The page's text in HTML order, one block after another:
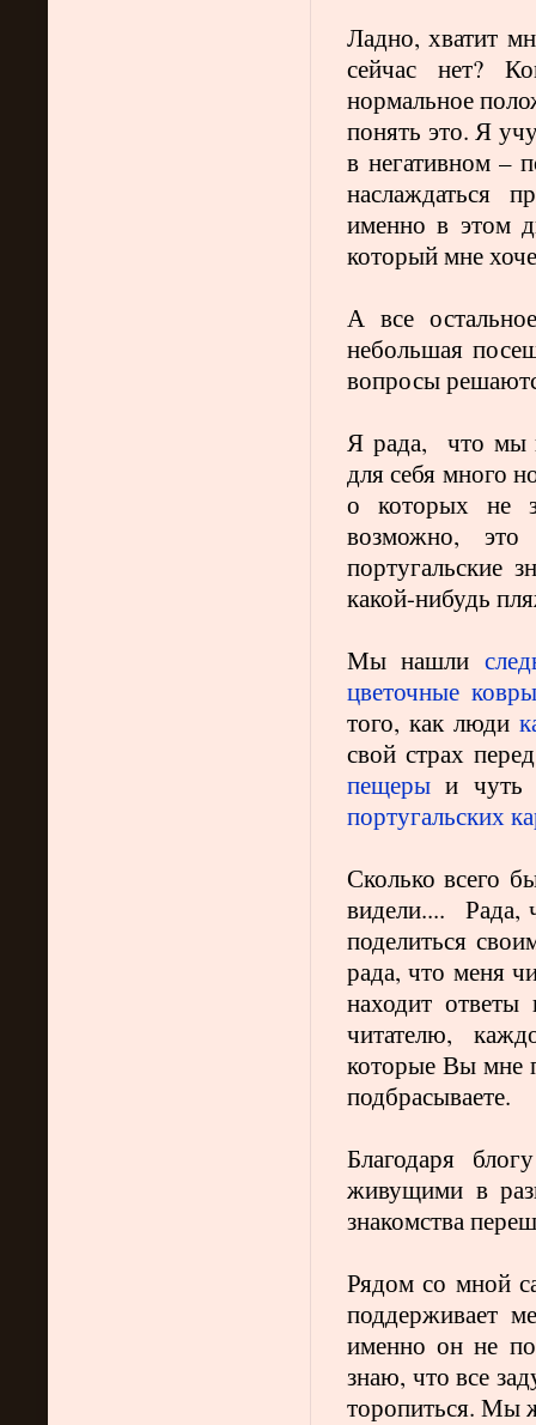
Ладно, хватит
сейчас нет?
нормальное
понять это. Я
в негативном –
наслаждаться
именно в этом
который мне
А все
небольшая
вопросы
Я рада, что мы
для себя много
о которых не
возможно,
португальские
какой-нибудь
Мы нашли
цветочные ковры
того, как люди
свой страх
пещеры и чуть
португальских
Сколько всего
видели.... Рада,
поделиться
рада, что меня
находит
читателю,
которые Вы мне
подбрасываете.
Благодаря
живущими в
знакомства
Рядом со мной
поддерживает
именно он не
знаю, что все
торопиться. Мы